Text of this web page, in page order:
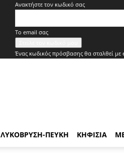
Ανακτήστε τον κωδικό σας
Tο email σας
Ένας κωδικός πρόσβασης θα σταλθεί με
ΛΥΚΟΒΡΥΣΗ-ΠΕΥΚΗ ΚΗΦΙΣΙΑ